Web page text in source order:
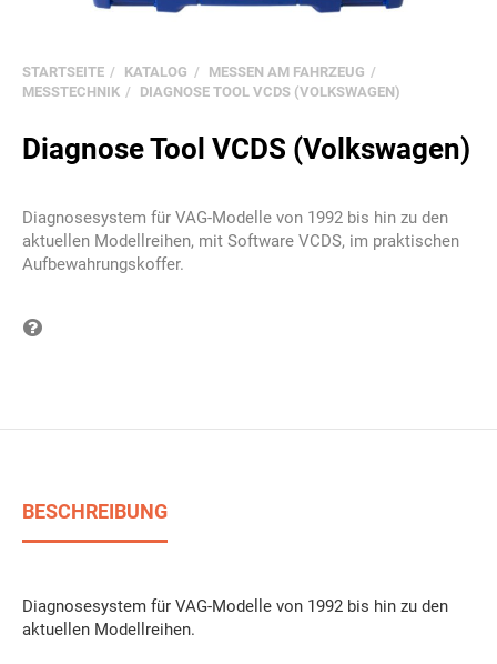
STARTSEITE KATALOG
MESSEN AM FAHRZEUG
MESSTECHNIK
DIAGNOSE TOOL VCDS (VOLKSWAGEN)
Diagnose Tool VCDS (Volkswagen)
Diagnosesystem für VAG-Modelle von 1992 bis hin zu den
aktuellen Modellreihen, mit Software VCDS, im praktischen
Aufbewahrungskoffer.
BESCHREIBUNG
Diagnosesystem für VAG-Modelle von 1992 bis hin zu den
aktuellen Modellreihen.